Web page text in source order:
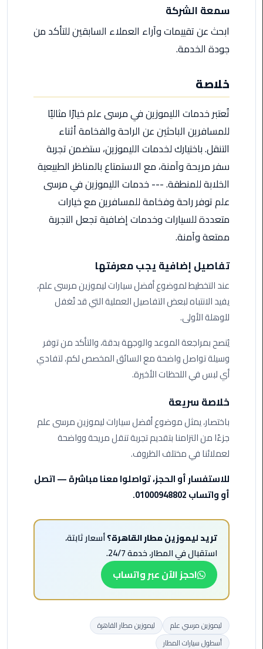
الاسكندريه
مطروح
الأحمر
القاهرة
ليموزين
القاهرة
السخنة
ليموزين
مطار
سفنكس
ليموزين
القاهرة
اسكندرية
مطار
العرب
ليموزين
المطار
الساخن
توصيل
المطار
سمعة الشركة
ابحث عن تقييمات وآراء العملاء السابقين للتأكد من
جودة الخدمة.
خلاصة
تُعتبر خدمات الليموزين في مرسى علم خيارًا مثاليًا
للمسافرين الباحثين عن الراحة والفخامة أثناء
التنقل. باختيارك لخدمات الليموزين، ستضمن تجربة
سفر مريحة وآمنة، مع الاستمتاع بالمناظر الطبيعية
الخلابة للمنطقة. --- خدمات الليموزين في مرسى
علم توفر راحة وفخامة للمسافرين مع خيارات
متعددة للسيارات وخدمات إضافية تجعل التجربة
ممتعة وآمنة.
تفاصيل إضافية يجب معرفتها
عند التخطيط لموضوع أفضل سيارات ليموزين مرسى علم،
يفيد الانتباه لبعض التفاصيل العملية التي قد تُغفل
للوهلة الأولى.
يُنصح بمراجعة الموعد والوجهة بدقة، والتأكد من توفر
وسيلة تواصل واضحة مع السائق المخصص لكم، لتفادي
أي لبس في اللحظات الأخيرة.
خلاصة سريعة
باختصار، يمثل موضوع أفضل سيارات ليموزين مرسى علم
جزءًا من التزامنا بتقديم تجربة تنقل مريحة وواضحة
لعملائنا في مختلف الظروف.
للاستفسار أو الحجز، تواصلوا معنا مباشرة — اتصل
أو واتساب 01000948802.
تريد ليموزين مطار القاهرة؟أسعار ثابتة،
استقبال في المطار، خدمة 24/7.
احجز الآن عبر واتساب
ليموزين مرسي علم
ليموزين مطار القاهرة
أسطول سيارات المطار